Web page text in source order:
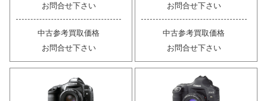
お問合せ下さい
中古参考買取価格
お問合せ下さい
お問合せ下さい
中古参考買取価格
お問合せ下さい